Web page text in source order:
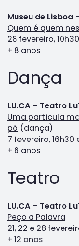
Museu de Lisboa
Quem é quem
28 fevereiro, 10h30
+ 8 anos
Dança
LU.CA – Teatro
Uma partícula
pó (dança)
7 fevereiro, 16h30
+ 6 anos
Teatro
LU.CA – Teatro
Peço a Palavra
21, 22 e 28
+ 12 anos